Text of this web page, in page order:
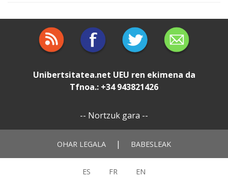
Unibertsitatea.net UEU ren ekimena da
Tfnoa.: +34 943821426
-- Nortzuk gara --
OHAR LEGALA | BABESLEAK
ES FR EN